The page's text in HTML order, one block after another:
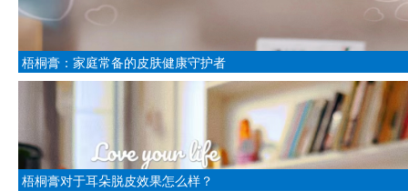
梧桐膏：家庭常备的皮肤健康守护者
梧桐膏对于耳朵脱皮效果怎么样？